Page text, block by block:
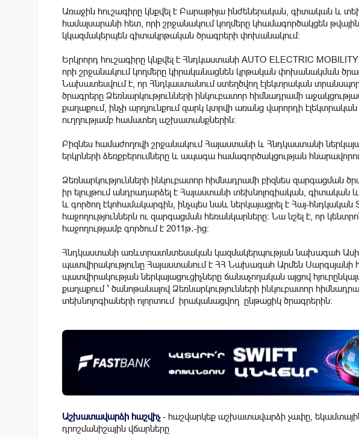
Առաջին հուշագիրը կնքվել է Բարաթիյա ինժեներական, գիտական և
համալսարանի հետ, որի շրջանակում կողմերը կհամագործակցեն
կկազմակերպեն գիտակրթական ծրագրերի փոխանակում։
Երկրորդ հուշագիրը կնքվել է Հնդկաստանի AUTO ELECTRIC
որի շրջանակում կողմերը կիրականացնեն կրթական փոխանակման
Նախատեսվում է, որ Հնդկաստանում ստեղծվող էլեկտրական
ծրագրերը Ձեռնարկությունների ինկուբատոր հիմնադրամի
քաղաքում, ինչի արդյունքում զարկ կտրվի առանց վարորդի
ուղղությամբ համատեղ աշխատանքներին։
Բիզնես համաժողովի շրջանակում Հայաստանի և Հնդկաստանի
երկրների ձեռքբերումները և ապագա համագործակցության
Ձեռնարկությունների ինկուբատոր հիմնադրամի բիզնես զարգացման
իր ելույթում անդրադարձել է Հայաստանի տեխնոլոգիական, գիտական
և գործող էկոհամակարգին, ինչպես նաև ներկայացրել է Հայ-
հաջողություններն ու զարգացման հեռանկարները։ Նա նշել է, որ
հաջողությամբ գործում է 2011թ․-ից։
Հնդկաստանի առևտրատնտեսական կազմակերպության նախագահ
պատվիրակությունը Հայաստանում է ՀՀ Նախագահ Արմեն Սարգսյանի
պատվիրակության ներկայացուցիչները ճանաչողական այցով
քաղաքում ՝ ծանոթանալով Ձեռնարկությունների ինկուբատոր
տեխնոլոգիաների ոլորտում իրականացվող ընթացիկ ծրագրերին։
Աշխատավարձի հաշվիչ - հաշվարկեք աշխատավարձի չափը,
դրոշմանիշային վճարները